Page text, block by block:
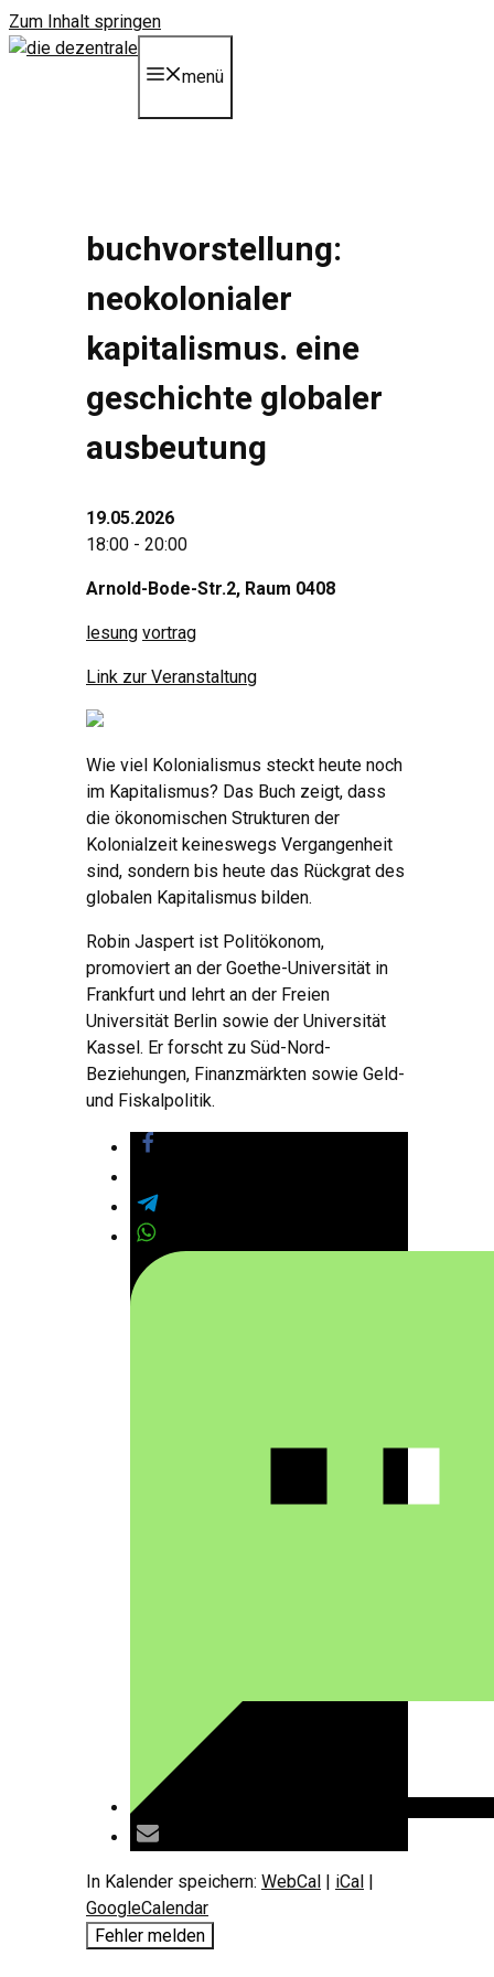
Zum Inhalt springen
menü
buchvorstellung:
neokolonialer
kapitalismus. eine
geschichte globaler
ausbeutung
19.05.2026
18:00 - 20:00
Arnold-Bode-Str.2, Raum 0408
lesung vortrag
Link zur Veranstaltung
Wie viel Kolonialismus steckt heute noch
im Kapitalismus? Das Buch zeigt, dass
die ökonomischen Strukturen der
Kolonialzeit keineswegs Vergangenheit
sind, sondern bis heute das Rückgrat des
globalen Kapitalismus bilden.
Robin Jaspert ist Politökonom,
promoviert an der Goethe-Universität in
Frankfurt und lehrt an der Freien
Universität Berlin sowie der Universität
Kassel. Er forscht zu Süd-Nord-
Beziehungen, Finanzmärkten sowie Geld-
und Fiskalpolitik.
In Kalender speichern: WebCal | iCal |
GoogleCalendar
Fehler melden